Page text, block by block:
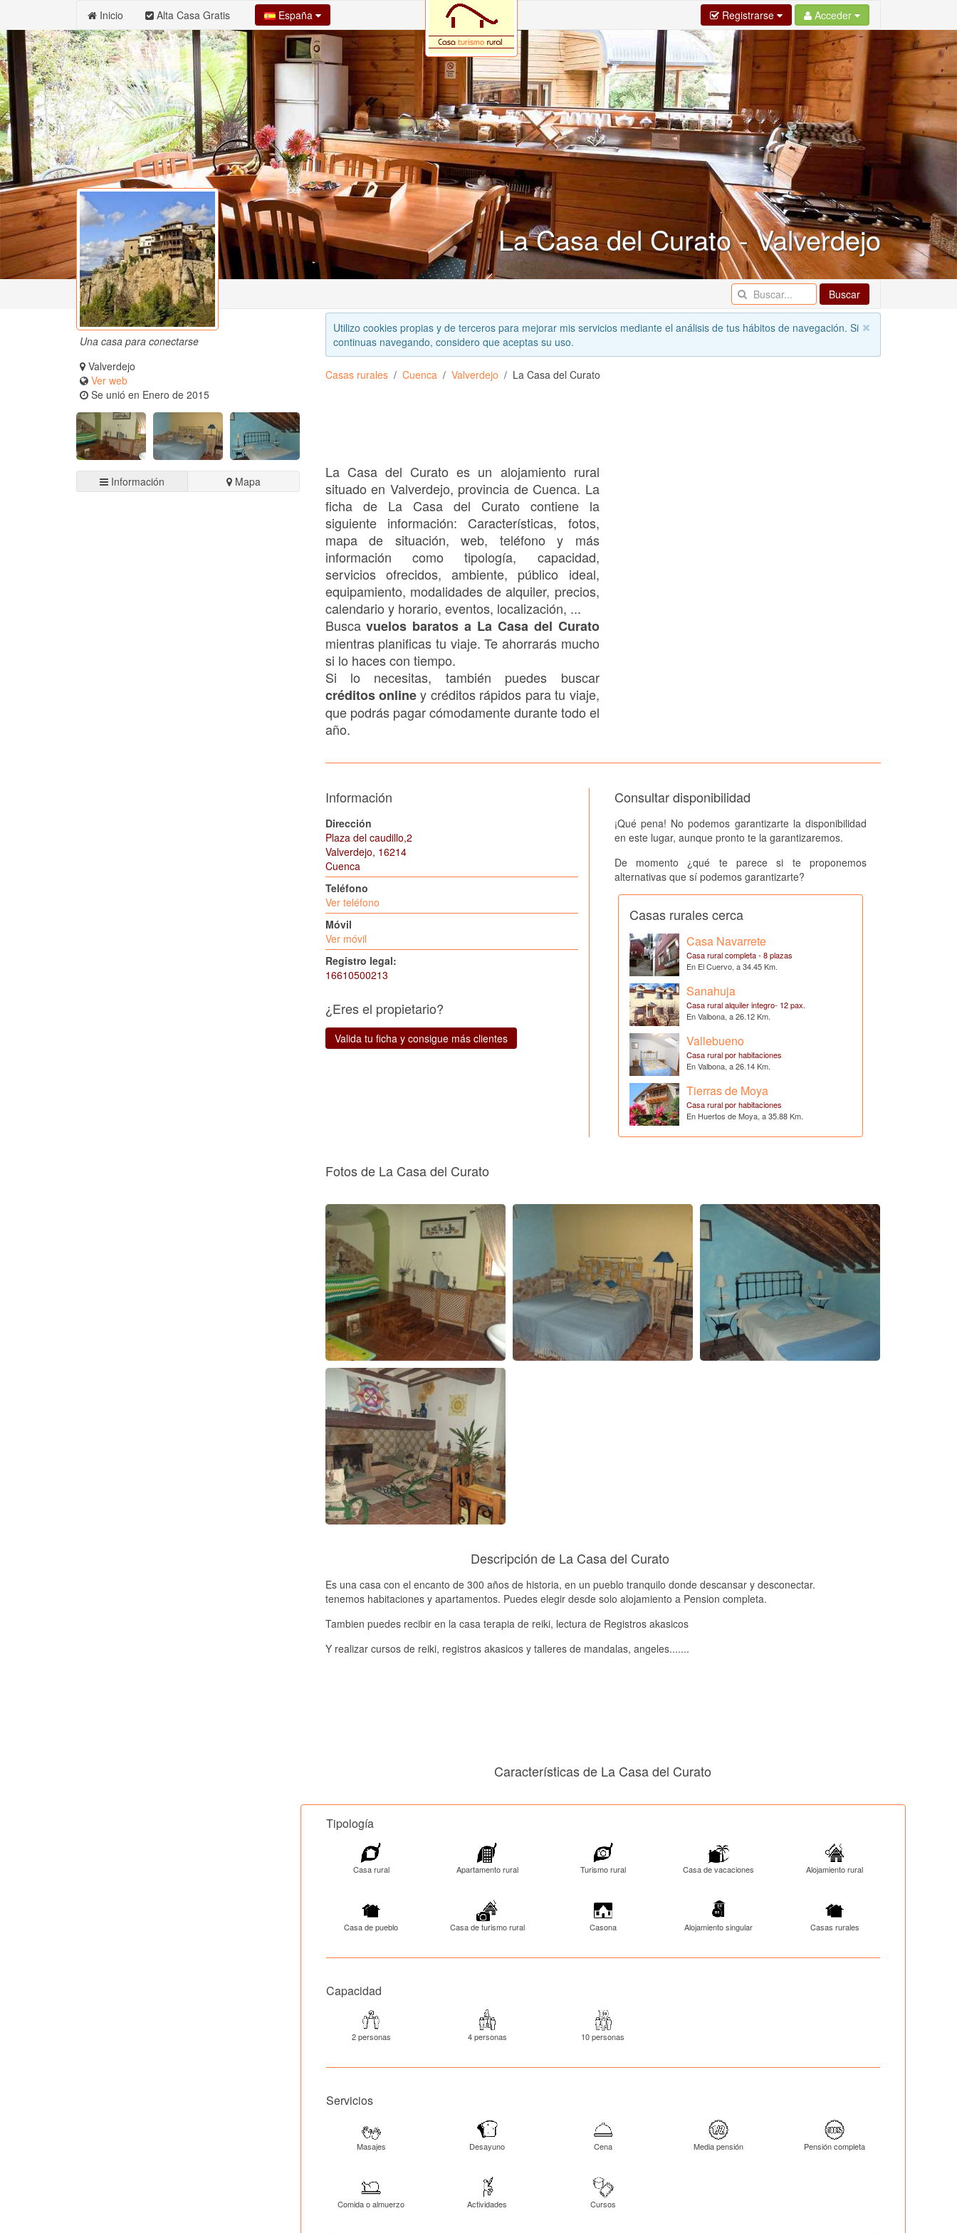
Inicio Alta Casa Gratis España Registrarse Acceder
La Casa del Curato - Valverdejo
Buscar
Una casa para conectarse
Valverdejo
Ver web
Se unió en Enero de 2015
Información Mapa
Utilizo cookies propias y de terceros para mejorar mis servicios mediante el análisis de tus hábitos de navegación. Si
continuas navegando, considero que aceptas su uso.
Casas rurales Cuenca Valverdejo La Casa del Curato
La Casa del Curato es un alojamiento rural
situado en Valverdejo, provincia de Cuenca. La
ficha de La Casa del Curato contiene la
siguiente información: Características, fotos,
mapa de situación, web, teléfono y más
información como tipología, capacidad,
servicios ofrecidos, ambiente, público ideal,
equipamiento, modalidades de alquiler, precios,
calendario y horario, eventos, localización, ...
Buscavuelos baratos a La Casa del Curato
mientras planificas tu viaje. Te ahorrarás mucho
si lo haces con tiempo.
Si lo necesitas, también puedes buscar
créditos onliney créditos rápidos para tu viaje,
que podrás pagar cómodamente durante todo el
año.
Información
Dirección
Plaza del caudillo,2
Valverdejo, 16214
Cuenca
Teléfono
Ver teléfono
Móvil
Ver móvil
Registro legal:
16610500213
¿Eres el propietario?
Valida tu ficha y consigue más clientes
Consultar disponibilidad
¡Qué pena! No podemos garantizarte la disponibilidad
en este lugar, aunque pronto te la garantizaremos.
De momento ¿qué te parece si te proponemos
alternativas que sí podemos garantizarte?
Casas rurales cerca
Casa Navarrete
Casa rural completa - 8 plazas
En El Cuervo, a 34.45 Km.
Sanahuja
Casa rural alquiler integro- 12 pax.
En Valbona, a 26.12 Km.
Vallebueno
Casa rural por habitaciones
En Valbona, a 26.14 Km.
Tierras de Moya
Casa rural por habitaciones
En Huertos de Moya, a 35.88 Km.
Fotos de La Casa del Curato
Habitacion
Descripción de La Casa del Curato
Es una casa con el encanto de 300 años de historia, en un pueblo tranquilo donde descansar y desconectar.
tenemos habitaciones y apartamentos. Puedes elegir desde solo alojamiento a Pension completa.
Tambien puedes recibir en la casa terapia de reiki, lectura de Registros akasicos
Y realizar cursos de reiki, registros akasicos y talleres de mandalas, angeles.......
Características de La Casa del Curato
Tipología
Casa rural Apartamento rural Turismo rural Casa de vacaciones Alojamiento rural
Casa de pueblo Casa de turismo rural Casona Alojamiento singular Casas rurales
Capacidad
2 personas 4 personas 10 personas
Servicios
Masajes Desayuno Cena Media pensión Pensión completa
Comida o almuerzo Actividades Cursos